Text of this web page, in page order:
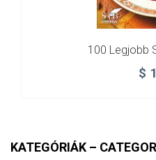
100 Legjobb
$
KATEGÓRIÁK –